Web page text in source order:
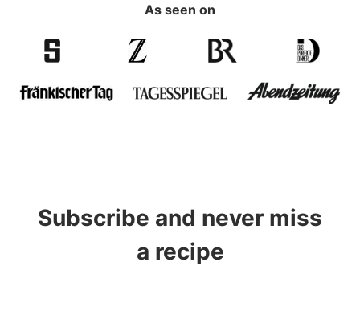
As seen on
Subscribe and never miss
a recipe